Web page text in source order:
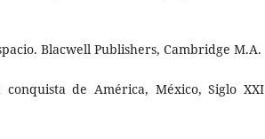
Blacwell Publishers, Cambridge M.A.
conquista de América, México, Siglo XXI